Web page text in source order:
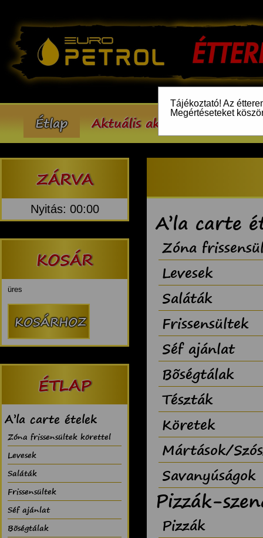
Tájékoztató! Az
Megértéseteket
Étlap Aktuális akcióink
ZÁRVA
Nyitás: 00:00
KOSÁR
üres
ÉTLAP
A’la carte ételek
Zóna frissensültek körettel
Levesek
Saláták
Frissensültek
Séf ajánlat
Bõségtálak
A’la carte
Zóna
Levesek
Saláták
Frissensültek
Séf ajánlat
Bõségtálak
Tészták
Köretek
Mártások/
Savanyúságok
Pizzák-
Pizzák